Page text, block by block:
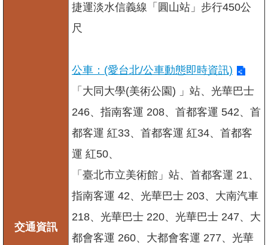
交通資訊
捷運淡水信義線「圓山站」步行450公
尺
公車：(愛台北/公車動態即時資訊)
「大同大學(美術公園) 」站、光華巴士
246、指南客運 208、首都客運 542、首
都客運 紅33、首都客運 紅34、首都客
運 紅50、
「臺北市立美術館」站、首都客運 21、
指南客運 42、光華巴士 203、大南汽車
218、光華巴士 220、光華巴士 247、大
都會客運 260、大都會客運 277、光華